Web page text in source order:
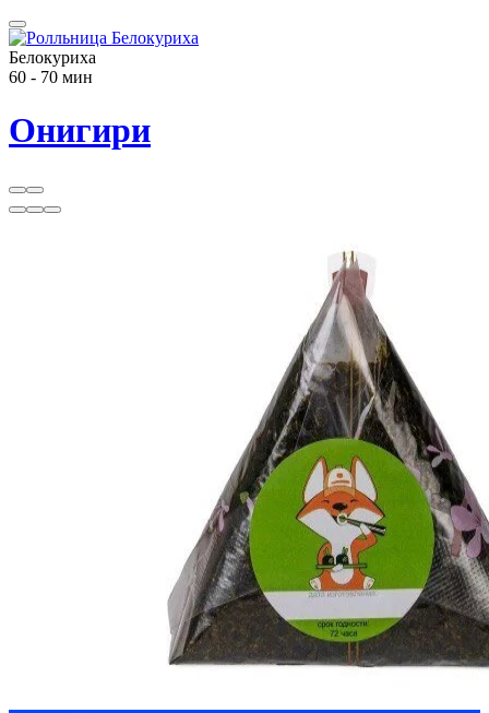
Белокуриха
60 - 70 мин
Онигири